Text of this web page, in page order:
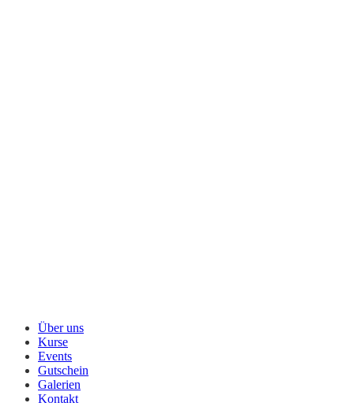
Über uns
Kurse
Events
Gutschein
Galerien
Kontakt